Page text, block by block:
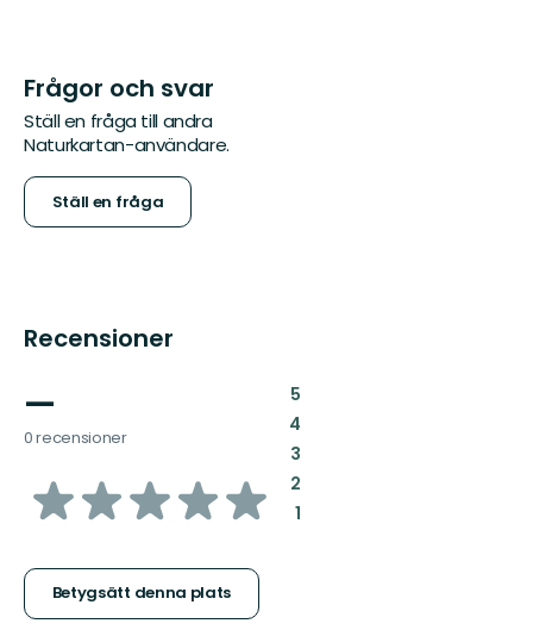
Frågor och svar
Ställ en fråga till andra
Naturkartan-användare.
Ställ en fråga
Recensioner
—
0 recensioner
av
stjärnor
Betygsätt denna plats
5:
4:
3:
2:
1: